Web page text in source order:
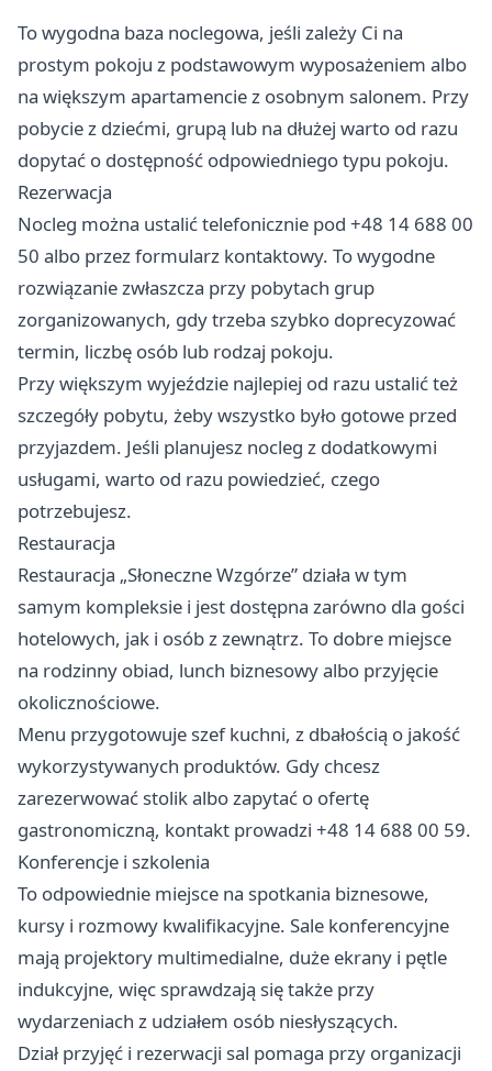
To wygodna baza noclegowa, jeśli zależy Ci na
prostym pokoju z podstawowym wyposażeniem albo
na większym apartamencie z osobnym salonem. Przy
pobycie z dziećmi, grupą lub na dłużej warto od razu
dopytać o dostępność odpowiedniego typu pokoju.
Rezerwacja
Nocleg można ustalić telefonicznie pod +48 14 688 00
50 albo przez formularz kontaktowy. To wygodne
rozwiązanie zwłaszcza przy pobytach grup
zorganizowanych, gdy trzeba szybko doprecyzować
termin, liczbę osób lub rodzaj pokoju.
Przy większym wyjeździe najlepiej od razu ustalić też
szczegóły pobytu, żeby wszystko było gotowe przed
przyjazdem. Jeśli planujesz nocleg z dodatkowymi
usługami, warto od razu powiedzieć, czego
potrzebujesz.
Restauracja
Restauracja „Słoneczne Wzgórze” działa w tym
samym kompleksie i jest dostępna zarówno dla gości
hotelowych, jak i osób z zewnątrz. To dobre miejsce
na rodzinny obiad, lunch biznesowy albo przyjęcie
okolicznościowe.
Menu przygotowuje szef kuchni, z dbałością o jakość
wykorzystywanych produktów. Gdy chcesz
zarezerwować stolik albo zapytać o ofertę
gastronomiczną, kontakt prowadzi +48 14 688 00 59.
Konferencje i szkolenia
To odpowiednie miejsce na spotkania biznesowe,
kursy i rozmowy kwalifikacyjne. Sale konferencyjne
mają projektory multimedialne, duże ekrany i pętle
indukcyjne, więc sprawdzają się także przy
wydarzeniach z udziałem osób niesłyszących.
Dział przyjęć i rezerwacji sal pomaga przy organizacji